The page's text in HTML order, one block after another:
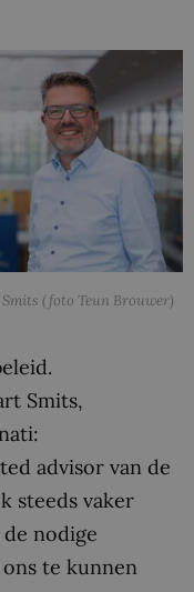
(foto Teun Brouwer)
Smits,
advisor van de
steeds vaker
nodige
te kunnen